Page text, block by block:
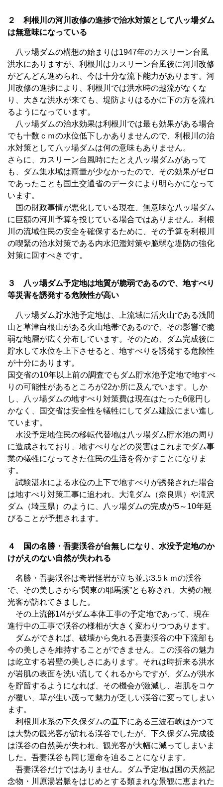
２ 利根川の河川改修の進捗で治水対策として八ッ場ダム
は無意味になっている
八ッ場ダムの構想の始まりは1947年のカスリーン台風
洪水にありますが、利根川はカスリーン台風後に河川改修
がどんどん進められ、今は十分な流下能力があります。河
川改修の進捗により、利根川では洪水時の越流がなくな
り、大きな洪水が来ても、堤防よりはるかに下の方を流れ
るようになっています。
八ッ場ダムの治水効果は利根川では最も効果がある場合
でも十数ｃｍの水位低下しかありませんので、利根川の治
水対策として八ッ場ダムは何の意味もありません。
さらに、カスリーン台風時にたとえ八ッ場ダムがあって
も、ダム集水域は雨量が少なかったので、その効果がゼロ
であったことも国土交通省のデータにより明らかになって
います。
国の財政事情が悪化している現在、無意味な八ッ場ダム
に巨額の河川予算を投じている場合ではありません。利根
川の流域住民の安全を確保するために、その予算を利根川
の喫緊の治水対策である内水氾濫対策や脆弱な堤防の強化
対策に回すべきです。
３ 八ッ場ダム予定地は地質が脆弱であるので、地すべり
等災害を誘発する危険性が高い
八ッ場ダム貯水池予定地は、上流域に活火山である浅間
山と草津白根山がある火山地帯であるので、その影響で脆
弱な地層が広く分布しています。そのため、ダム完成後に
貯水して水位を上下させると、地すべりを誘発する危険性
が十分にあります。
国交省の10年以上前の調査でもダム貯水池予定地で地すべ
りの可能性があるところが22か所に及んでいます。しか
し、八ッ場ダムの地すべり対策費は現在はたった6億円し
かなく、国交省は安全性を犠牲にしてダム建設にまい進し
ています。
水没予定地住民の移転代替地は八ッ場ダム貯水池の周り
に造成されており、地すべりなどの災害はこれまでダム事
業の犠牲になってきた住民の生活を脅かすことになりま
す。
試験湛水による水位の上下で地すべりが誘発された場合
は地すべり対策工事に追われ、大滝ダム（奈良県）や滝沢
ダム（埼玉県）のように、八ッ場ダムの完成が5～10年延
びることが予想されます。
４ 国の名勝・吾妻渓谷が台無しになり、水没予定地のか
けがえのない自然が失われる
名勝・吾妻渓谷は奇岩怪岩が立ち並ぶ3.5ｋｍの渓谷
で、その美しさから“関東の耶馬溪”とも称され、大勢の観
光客が訪れてきました。
その上流部1/4がダム本体工事の予定地であって、現在
進行中の工事で渓谷の様相が大きく変わりつつあります。
ダムができれば、破壊から免れる吾妻渓谷の中下流部も
今の美しさを維持することができません。この渓谷の魅力
は屹立する岩壁の美しさにあります。それは時折来る洪水
が岩肌の表面を洗い流してくれるからですが、ダムが洪水
を貯留するようになれば、その機会が激減し、岩肌をコケ
が覆い、草が生い茂って魅力が乏しい渓谷に変ってしまい
ます。
利根川水系の下久保ダムの直下にある三波石峡はかつて
は大勢の観光客が訪れる渓谷でしたが、下久保ダム完成後
は渓谷の自然美が失われ、観光客が大幅に減ってしまいま
した。吾妻渓谷も同じ運命を辿ることになります。
吾妻渓谷だけではありません。ダム予定地は国の天然記
念物・川原湯岩脈をはじめとする類まれな景観に恵まれた